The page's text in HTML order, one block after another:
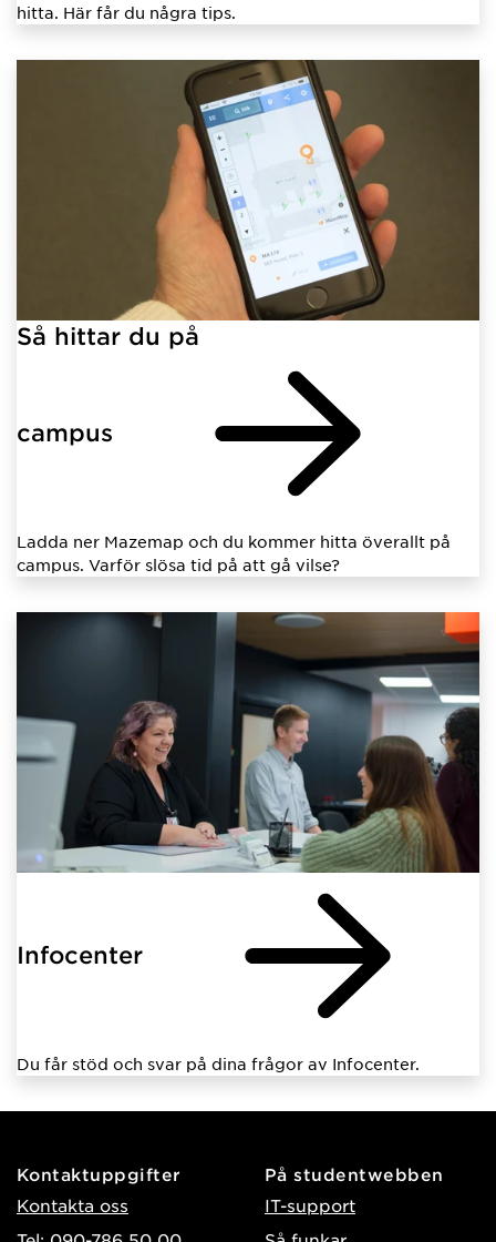
hitta. Här får du några tips.
Så hittar du på
campus
Ladda ner Mazemap och du kommer hitta överallt på
campus. Varför slösa tid på att gå vilse?
Infocenter
Du får stöd och svar på dina frågor av Infocenter.
Kontaktuppgifter
Kontakta oss
På studentwebben
IT-support